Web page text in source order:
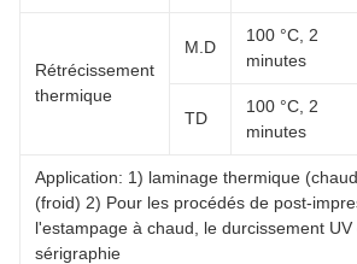
Rétrécissement
thermique
M.D
100 °C, 2
minutes
TD
100 °C, 2
minutes
Application: 1) laminage thermique
(froid) 2) Pour les procédés de post-
l'estampage à chaud, le durcissement
sérigraphie